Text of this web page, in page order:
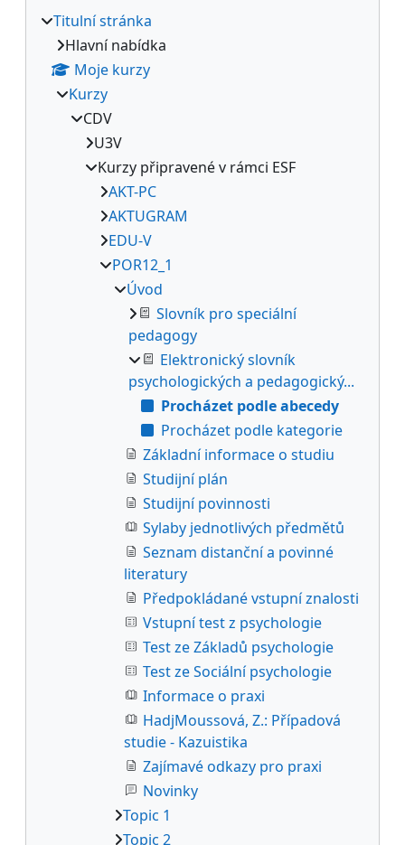
Titulní stránka
Hlavní nabídka
Moje kurzy
Kurzy
CDV
U3V
Kurzy připravené v rámci ESF
AKT-PC
AKTUGRAM
EDU-V
POR12_1
Úvod
Slovník pro speciální
pedagogy
Elektronický slovník
psychologických a pedagogický...
Procházet podle abecedy
Procházet podle kategorie
Základní informace o studiu
Studijní plán
Studijní povinnosti
Sylaby jednotlivých předmětů
Seznam distanční a povinné
literatury
Předpokládané vstupní znalosti
Vstupní test z psychologie
Test ze Základů psychologie
Test ze Sociální psychologie
Informace o praxi
HadjMoussová, Z.: Případová
studie - Kazuistika
Zajímavé odkazy pro praxi
Novinky
Topic 1
Topic 2